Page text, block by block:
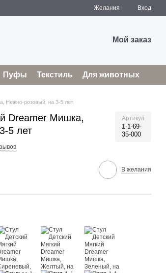
Желания Вход
Мой заказ
Пуфы Текстиль Для животных
Нежно-розовый, на 3-5 лет
Dreamer Мишка,
5 лет
Артикул
1-1-69-
35-000
В желания